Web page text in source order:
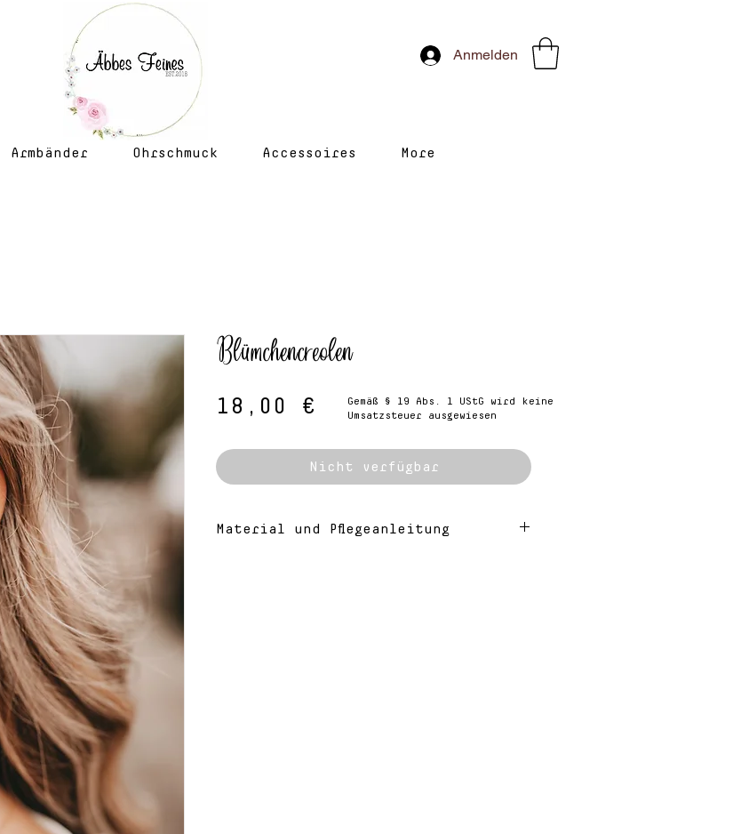
Anmelden
Armbänder Ohrschmuck Accessoires More
Blümchencreolen
18,00 € Preis
Nicht verfügbar
Material und Pflegeanleitung
Gemäß § 19 Abs. 1 UStG wird keine
Umsatzsteuer ausgewiesen